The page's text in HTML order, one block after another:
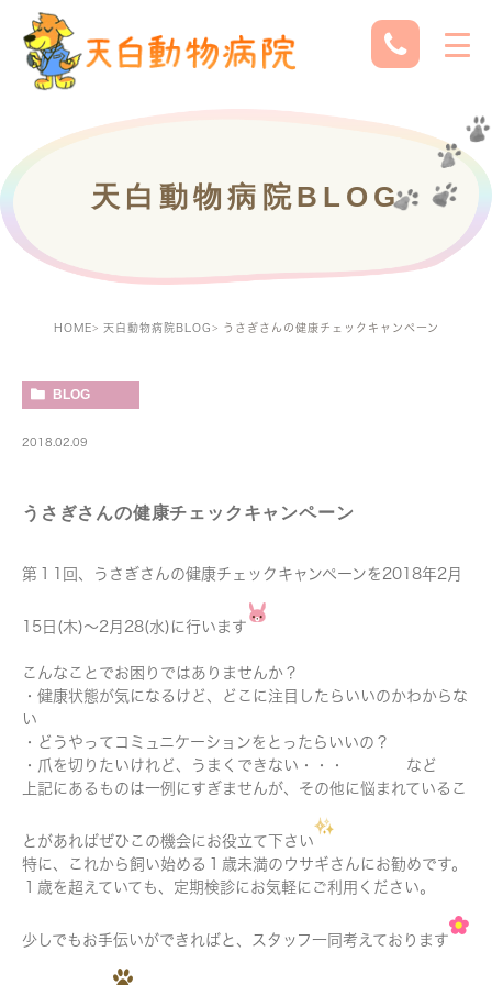
天白動物病院BLOG
HOME 天白動物病院BLOG うさぎさんの健康チェックキャンペーン
BLOG
2018.02.09
うさぎさんの健康チェックキャンペーン
第１1回、うさぎさんの健康チェックキャンペーンを2018年2月
15日(木)～2月28(水)に行います
こんなことでお困りではありませんか？
・健康状態が気になるけど、どこに注目したらいいのかわからな
い
・どうやってコミュニケーションをとったらいいの？
・爪を切りたいけれど、うまくできない・・・ など
上記にあるものは一例にすぎませんが、その他に悩まれているこ
とがあればぜひこの機会にお役立て下さい
特に、これから飼い始める１歳未満のウサギさんにお勧めです。
１歳を超えていても、定期検診にお気軽にご利用ください。
少しでもお手伝いができればと、スタッフ一同考えております